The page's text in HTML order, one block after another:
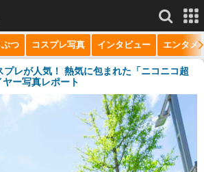
もっと見る
ぶつ コスプレ写真 インタビュー エンタメ
レが人気！ 熱気に包まれた「ニコニコ超
ー写真レポート